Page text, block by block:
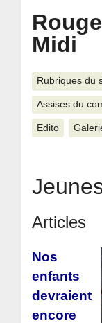
Rouge
Midi
Rubriques du
Assises du
Edito
Articles
Nos
enfants
devraient
encore